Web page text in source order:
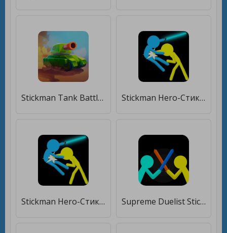
Stickman Tank Battle [Бесплатные покупки] Stickman Hero-Стикмен файтинг [Много денег]
Stickman Hero-Стикмен файтинг [Бесплатные покупки] Supreme Duelist Stickman [Много денег]